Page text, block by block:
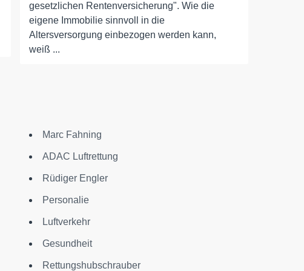
gesetzlichen Rentenversicherung". Wie die
eigene Immobilie sinnvoll in die
Altersversorgung einbezogen werden kann,
weiß ...
Marc Fahning
ADAC Luftrettung
Rüdiger Engler
Personalie
Luftverkehr
Gesundheit
Rettungshubschrauber